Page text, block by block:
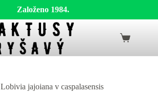
Založeno 1984.
Shopping
Lobivia jajoiana v caspalasensis